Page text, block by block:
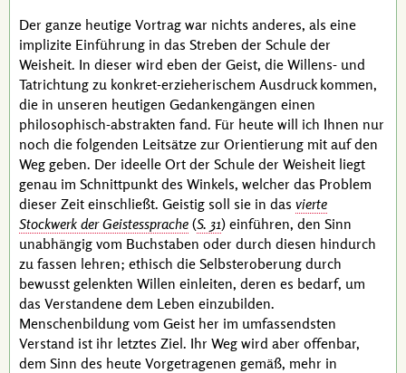
Der ganze heutige Vortrag war nichts anderes, als eine
implizite Einführung in das Streben der Schule der
Weisheit. In dieser wird eben der Geist, die Willens- und
Tatrichtung zu konkret-erzieherischem Ausdruck kommen,
die in unseren heutigen Gedankengängen einen
philosophisch-abstrakten fand. Für heute will ich Ihnen nur
noch die folgenden Leitsätze zur Orientierung mit auf den
Weg geben. Der ideelle Ort der Schule der Weisheit liegt
genau im Schnittpunkt des Winkels, welcher das Problem
dieser Zeit einschließt. Geistig soll sie in das vierte
Stockwerk der Geistessprache (S. 31) einführen, den Sinn
unabhängig vom Buchstaben oder durch diesen hindurch
zu fassen lehren; ethisch die Selbsteroberung durch
bewusst gelenkten Willen einleiten, deren es bedarf, um
das Verstandene dem Leben einzubilden.
Menschenbildung vom Geist her im umfassendsten
Verstand ist ihr letztes Ziel. Ihr Weg wird aber offenbar,
dem Sinn des heute Vorgetragenen gemäß, mehr in